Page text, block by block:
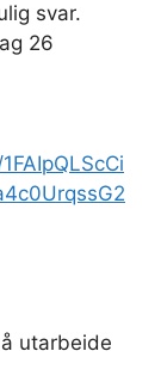
svar.
26
utarbeide